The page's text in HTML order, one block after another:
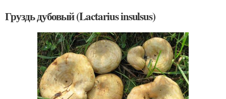
Груздь дубовый (Lactarius insulsus)